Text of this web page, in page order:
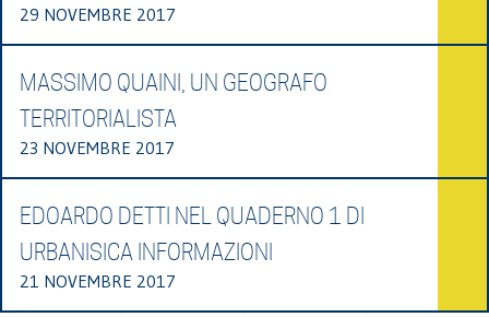
29 NOVEMBRE 2017
MASSIMO QUAINI, UN GEOGRAFO
TERRITORIALISTA
23 NOVEMBRE 2017
EDOARDO DETTI NEL QUADERNO 1 DI
URBANISICA INFORMAZIONI
21 NOVEMBRE 2017